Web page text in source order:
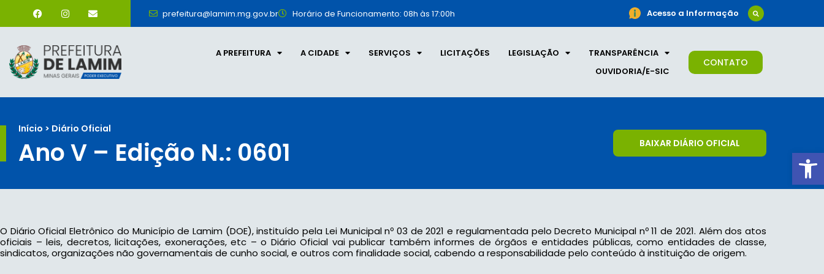
prefeitura@lamim.mg.gov.br Horário de Funcionamento: 08h às 17:00h Acesso a Informação
A PREFEITURA A CIDADE SERVIÇOS LICITAÇÕES LEGISLAÇÃO
TRANSPARÊNCIA
OUVIDORIA/E-SIC
CONTATO
Início > Diário Oficial
Ano V – Edição N.: 0601 BAIXAR DIÁRIO OFICIAL
O Diário Oficial Eletrônico do Município de Lamim (DOE), instituído pela Lei Municipal nº 03 de 2021 e regulamentada pelo Decreto Municipal nº 11 de 2021. Além dos atos
oficiais – leis, decretos, licitações, exonerações, etc – o Diário Oficial vai publicar também informes de órgãos e entidades públicas, como entidades de classe,
sindicatos, organizações não governamentais de cunho social, e outros com finalidade social, cabendo a responsabilidade pelo conteúdo à instituição de origem.